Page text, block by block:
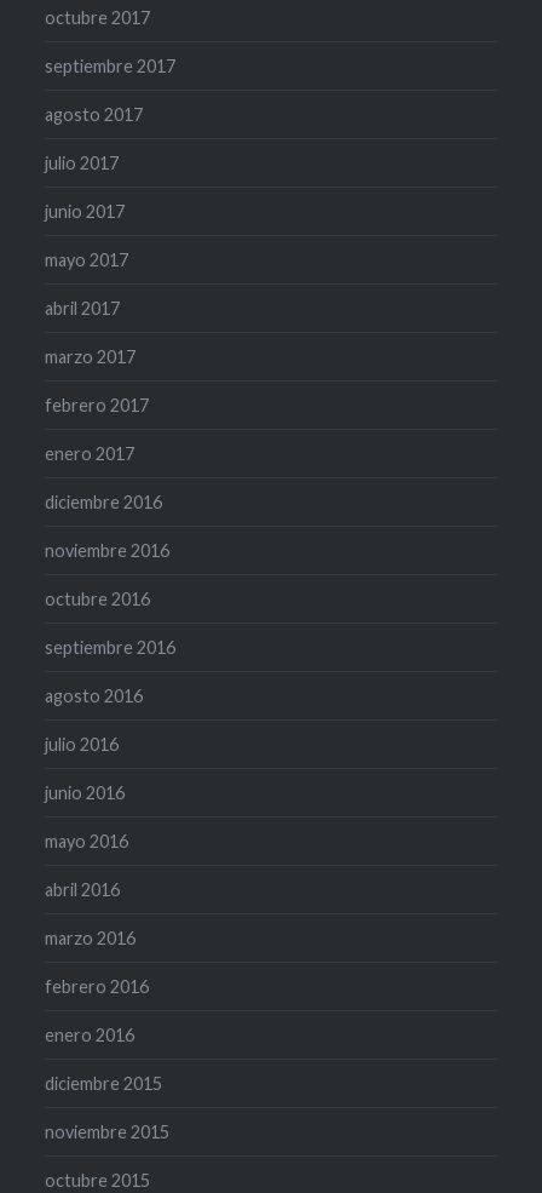
octubre 2017
septiembre 2017
agosto 2017
julio 2017
junio 2017
mayo 2017
abril 2017
marzo 2017
febrero 2017
enero 2017
diciembre 2016
noviembre 2016
octubre 2016
septiembre 2016
agosto 2016
julio 2016
junio 2016
mayo 2016
abril 2016
marzo 2016
febrero 2016
enero 2016
diciembre 2015
noviembre 2015
octubre 2015